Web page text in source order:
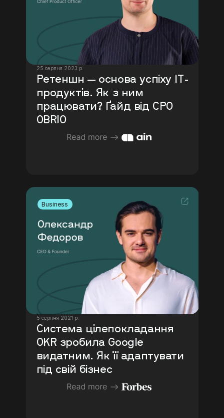
25 серпня 2023 р.
Ретеншн — основа успіху IT-
продуктів. Як з ним
працювати? Ґайд від CPO
OBRIO
Business
5 серпня 2021 р.
Система цілепокладання
OKR зробила Google
видатним. Як її адаптувати
під свій бізнес